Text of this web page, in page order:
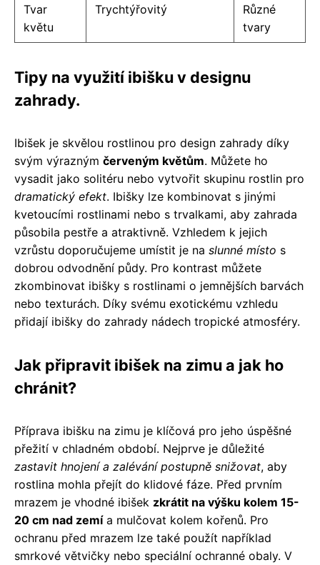
Tvar
květu
Trychtýřovitý
Různé
tvary
Tipy na využití ibišku v designu
zahrady.
Ibišek je skvělou rostlinou pro design zahrady díky
svým výrazným červeným květům. Můžete ho
vysadit jako solitéru nebo vytvořit skupinu rostlin pro
dramatický efekt. Ibišky lze kombinovat s jinými
kvetoucími rostlinami nebo s trvalkami, aby zahrada
působila pestře a atraktivně. Vzhledem k jejich
vzrůstu doporučujeme umístit je na slunné místo s
dobrou odvodnění půdy. Pro kontrast můžete
zkombinovat ibišky s rostlinami o jemnějších barvách
nebo texturách. Díky svému exotickému vzhledu
přidají ibišky do zahrady nádech tropické atmosféry.
Jak připravit ibišek na zimu a jak ho
chránit?
Příprava ibišku na zimu je klíčová pro jeho úspěšné
přežití v chladném období. Nejprve je důležité
zastavit hnojení a zalévání postupně snižovat, aby
rostlina mohla přejít do klidové fáze. Před prvním
mrazem je vhodné ibišek zkrátit na výšku kolem 15-
20 cm nad zemía mulčovat kolem kořenů. Pro
ochranu před mrazem lze také použít například
smrkové větvičky nebo speciální ochranné obaly. V